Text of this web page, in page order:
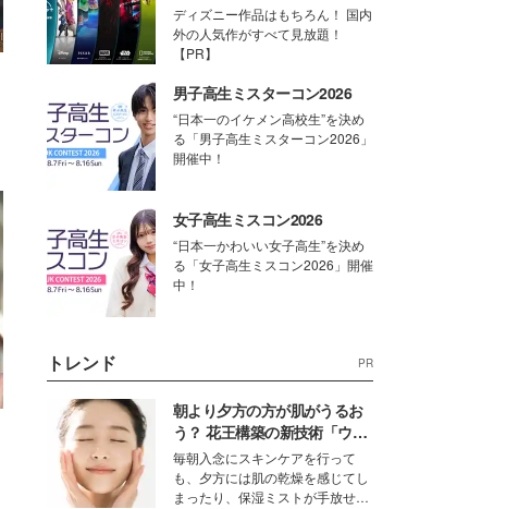
ディズニー作品はもちろん！ 国内
外の人気作がすべて見放題！
【PR】
男子高生ミスターコン2026
“日本一のイケメン高校生”を決め
る「男子高生ミスターコン2026」
開催中！
女子高生ミスコン2026
“日本一かわいい女子高生”を決め
る「女子高生ミスコン2026」開催
中！
トレンド PR
朝より夕方の方が肌がうるお
う？ 花王構築の新技術「ウォ
ーターキャプチャリングスキ
ン（捕水肌）」がスキンケア
の常識を変える予感
毎朝入念にスキンケアを行って
も、夕方には肌の乾燥を感じてし
まったり、保湿ミストが手放せな